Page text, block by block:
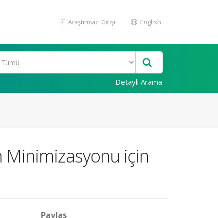
Araştırmacı Girişi English
Detaylı Arama
Minimizasyonu için
Paylaş